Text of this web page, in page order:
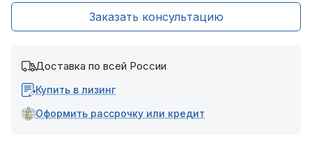
Заказать консультацию
Доставка по всей России
Купить в лизинг
Оформить рассрочку или кредит